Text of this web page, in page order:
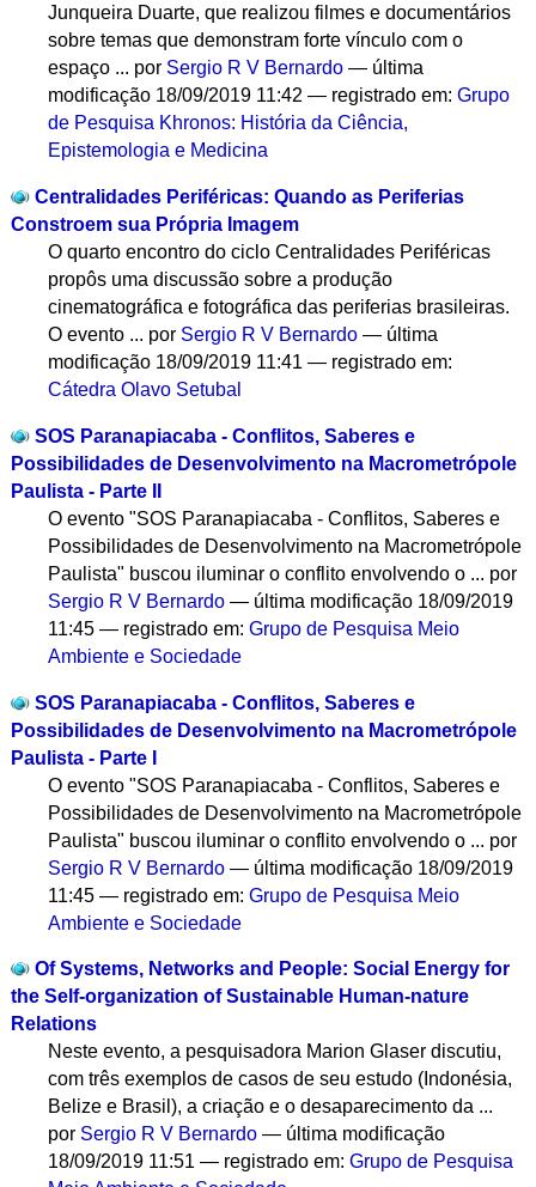
Junqueira Duarte, que realizou filmes e documentários
sobre temas que demonstram forte vínculo com o
espaço ... por Sergio R V Bernardo — última
modificação 18/09/2019 11:42— registrado em:Grupo
de Pesquisa Khronos: História da Ciência,
Epistemologia e Medicina
Centralidades Periféricas: Quando as Periferias
Constroem sua Própria Imagem
O quarto encontro do ciclo Centralidades Periféricas
propôs uma discussão sobre a produção
cinematográfica e fotográfica das periferias brasileiras.
O evento ... por Sergio R V Bernardo — última
modificação 18/09/2019 11:41— registrado em:
Cátedra Olavo Setubal
SOS Paranapiacaba - Conflitos, Saberes e
Possibilidades de Desenvolvimento na Macrometrópole
Paulista - Parte II
O evento "SOS Paranapiacaba - Conflitos, Saberes e
Possibilidades de Desenvolvimento na Macrometrópole
Paulista" buscou iluminar o conflito envolvendo o ... por
Sergio R V Bernardo — última modificação 18/09/2019
11:45— registrado em:Grupo de Pesquisa Meio
Ambiente e Sociedade
SOS Paranapiacaba - Conflitos, Saberes e
Possibilidades de Desenvolvimento na Macrometrópole
Paulista - Parte I
O evento "SOS Paranapiacaba - Conflitos, Saberes e
Possibilidades de Desenvolvimento na Macrometrópole
Paulista" buscou iluminar o conflito envolvendo o ... por
Sergio R V Bernardo — última modificação 18/09/2019
11:45— registrado em:Grupo de Pesquisa Meio
Ambiente e Sociedade
Of Systems, Networks and People: Social Energy for
the Self-organization of Sustainable Human-nature
Relations
Neste evento, a pesquisadora Marion Glaser discutiu,
com três exemplos de casos de seu estudo (Indonésia,
Belize e Brasil), a criação e o desaparecimento da ...
por Sergio R V Bernardo — última modificação
18/09/2019 11:51— registrado em:Grupo de Pesquisa